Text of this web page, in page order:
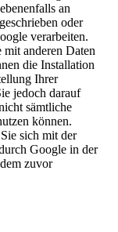
an
oder
verarbeiten.
anderen Daten
die Installation
Ihrer
jedoch darauf
sämtliche
können.
sich mit der
Google in der
zuvor